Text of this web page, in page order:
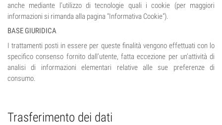
anche mediante l’utilizzo di tecnologie quali i cookie (per maggiori
informazioni si rimanda alla pagina "Informativa Cookie").
BASE GIURIDICA
I trattamenti posti in essere per queste finalità vengono effettuati con lo
specifico consenso fornito dall’utente, fatta eccezione per un’attività di
analisi di informazioni elementari relative alle sue preferenze di
consumo.
Trasferimento dei dati